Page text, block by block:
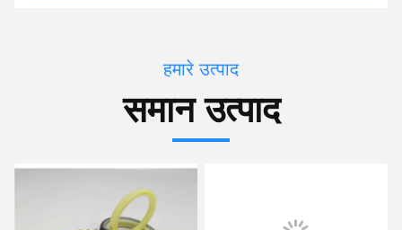
हमारे उत्पाद
समान उत्पाद